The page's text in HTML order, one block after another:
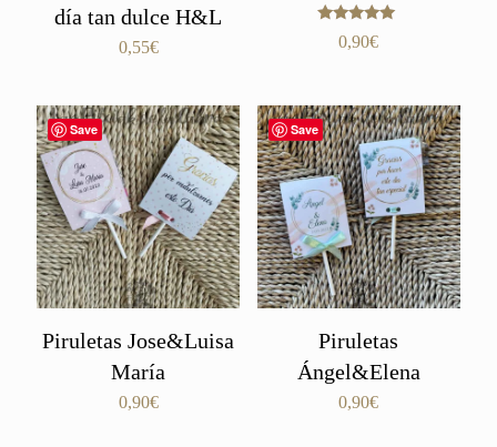
día tan dulce H&L
0,55€
Valorado
con
0,90€
Save
Piruletas Jose&Luisa
María
0,90€
Save
Piruletas
Ángel&Elena
0,90€